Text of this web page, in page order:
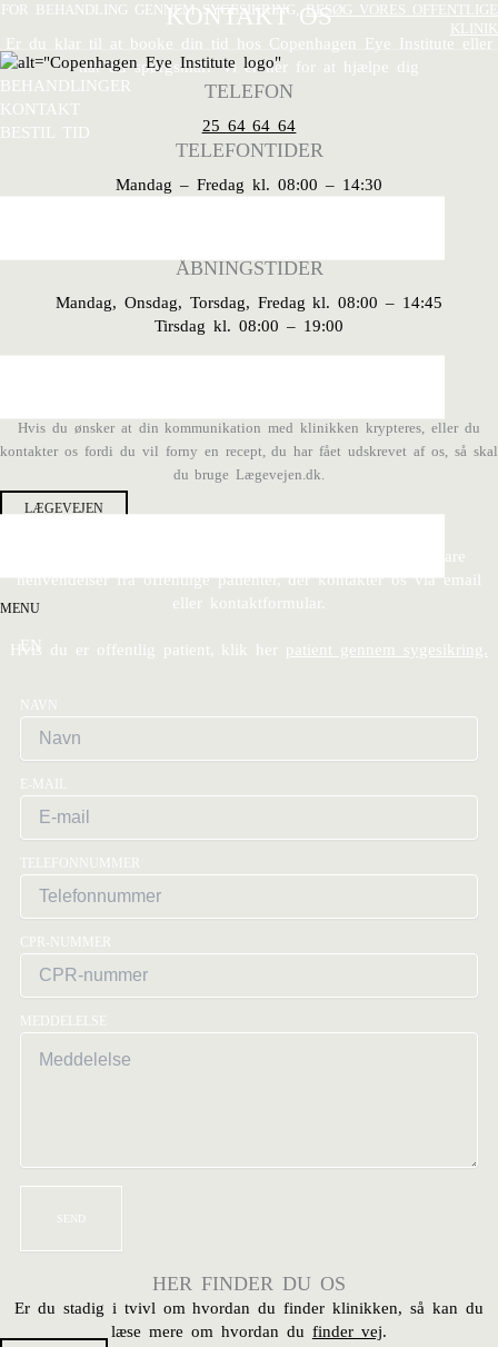
Gå
indholdet
FOR BEHANDLING GENNEM SYGESIKRING,BESØG VORES OFFENTLIGE
KLINIK
BEHANDLINGER
KONTAKT
BESTIL TID
MENU
EN
KONTAKT OS
Er du klar til at booke din tid hos Copenhagen Eye Institute eller
har du spørgsmål?Vi er her for at hjælpe dig
TELEFON
25 64 64 64
TELEFONTIDER
Mandag – Fredag kl. 08:00 – 14:30
ÅBNINGSTIDER
Mandag, Onsdag, Torsdag, Fredag kl. 08:00 – 14:45
Tirsdag kl. 08:00 – 19:00
Hvis du ønsker at din kommunikation med klinikken krypteres, eller du
kontakter os fordi du vil forny en recept, du har fået udskrevet af os, så skal
du bruge Lægevejen.dk.
LÆGEVEJEN
På grund af vores aftale med regionen må vi ikke besvare
henvendelser fra offentlige patienter, der kontakter os via email
eller kontaktformular.
Hvis du er offentlig patient, klik her patient gennem sygesikring.
NAVN
E-MAIL
TELEFONNUMMER
CPR-NUMMER
MEDDELELSE
SEND
HER FINDER DU OS
Er du stadig i tvivl om hvordan du finder klinikken, så kan du
læse mere om hvordan du finder vej.